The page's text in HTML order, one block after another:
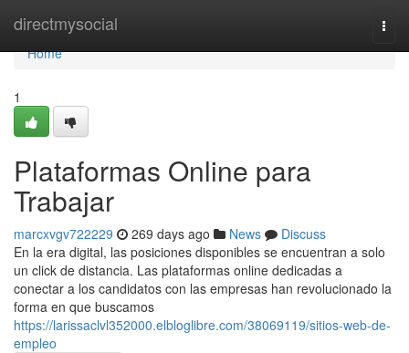
directmysocial
Home
Home
1
Plataformas Online para
Trabajar
marcxvgv722229 269 days ago News
Discuss
En la era digital, las posiciones disponibles se encuentran a solo
un click de distancia. Las plataformas online dedicadas a
conectar a los candidatos con las empresas han revolucionado la
forma en que buscamos
https://larissaclvl352000.elbloglibre.com/38069119/sitios-web-de-
empleo